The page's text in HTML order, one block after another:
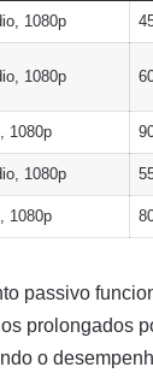
1080p
1080p
1080p
1080p
1080p
passivo
prolongados
o